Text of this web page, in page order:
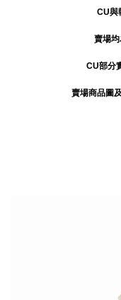
CU與
賣場
CU部分
賣場商品圖